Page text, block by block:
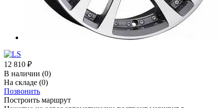
12 810 ₽
В наличии (0)
На складе (0)
Позвонить
Построить маршрут